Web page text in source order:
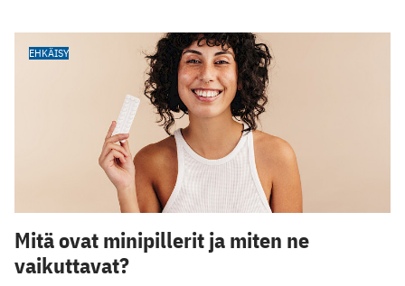
EHKÄISY
Mitä ovat minipillerit ja miten ne
vaikuttavat?